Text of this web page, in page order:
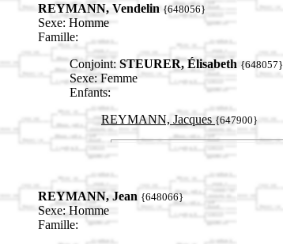
REYMANN, Vendelin {648056}
Sexe: Homme
Famille:
Conjoint: STEURER, Élisabeth {648057}
Sexe: Femme
Enfants:
REYMANN, Jacques {647900}
REYMANN, Jean {648066}
Sexe: Homme
Famille: